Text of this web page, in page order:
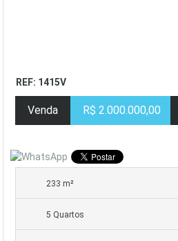
REF: 1415V
Venda R$ 2.000.000,00
233 m²
5 Quartos